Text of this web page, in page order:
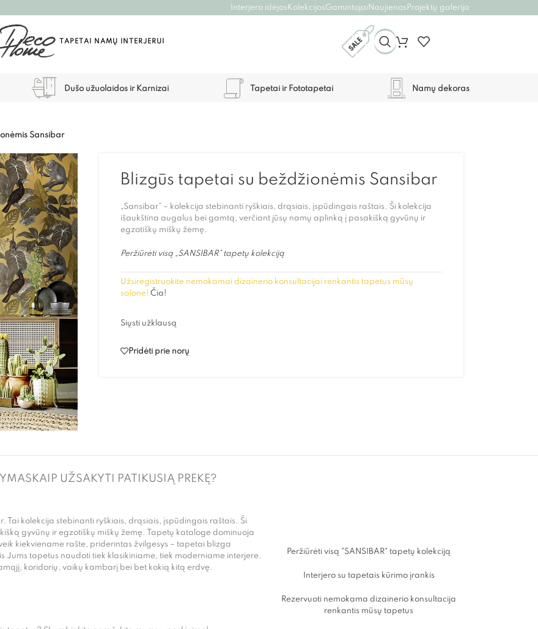
Interjero idėjos KolekcijosGamintojai Naujienos Projektų galerija
TAPETAI NAMŲ INTERJERUI
Dušo užuolaidos ir Karnizai Tapetai ir Fototapetai Namų dekoras
Sansibar
Blizgūs tapetai su beždžionėmis Sansibar
„Sansibar” – kolekcija stebinanti ryškiais, drąsiais, įspūdingais raštais. Ši kolekcija
išaukština augalus bei gamtą, verčiant jūsų namų aplinką į pasakišką gyvūnų ir
egzotiškų miškų žemę.
Peržiūrėti visą „SANSIBAR” tapetų kolekciją
Užsiregistruokite nemokamai dizainerio konsultacijai renkantis tapetus mūsų
salone! Čia!
Siųsti užklausą
Pridėti prie norų
KAIP UŽSAKYTI PATIKUSIĄ PREKĘ?
kolekcija stebinanti ryškiais, drąsiais, įspūdingais raštais. Ši
gyvūnų ir egzotiškų miškų žemę. Tapetų kataloge dominuoja
kiekviename rašte, priderintas žvilgesys – tapetai blizga
tapetus naudoti tiek klasikiniame, tiek moderniame interjere.
koridorių, vaikų kambarį bei bet kokią kitą erdvę.
Peržiūrėti visą "SANSIBAR" tapetų kolekciją
Interjero su tapetais kūrimo įrankis
Rezervuoti nemokama dizainerio konsultacija
renkantis mūsų tapetus